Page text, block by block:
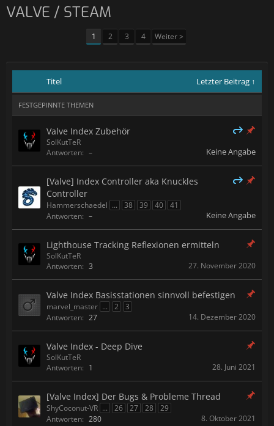
VALVE / STEAM
1 2 3 4 Weiter >
Titel Letzter Beitrag ↑
FESTGEPINNTE THEMEN
Valve Index Zubehör
SolKutTeR
Antworten: – Keine Angabe
[Valve] Index Controller aka Knuckles
Controller
Hammerschaedel ... 38 39 40
41
Antworten: – Keine Angabe
Lighthouse Tracking Reflexionen ermitteln
SolKutTeR
Antworten: 3 27. November 2020
Valve Index Basisstationen sinnvoll befestigen
marvel_master ... 2
3
Antworten: 27 14. Dezember 2020
Valve Index - Deep Dive
SolKutTeR
Antworten: 1 28. Juni 2021
[Valve Index] Der Bugs & Probleme Thread
ShyCoconut-VR ... 26 27 28
29
Antworten: 280 8. Oktober 2021